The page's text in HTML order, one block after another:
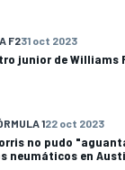
F231 oct 2023
junior de Williams
122 oct 2023
no pudo
neumáticos en